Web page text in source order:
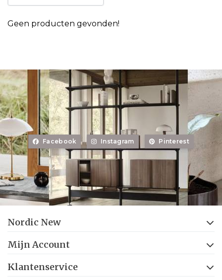
Geen producten gevonden!
Facebook Instagram Pinterest
Nordic New
Mijn Account
Klantenservice